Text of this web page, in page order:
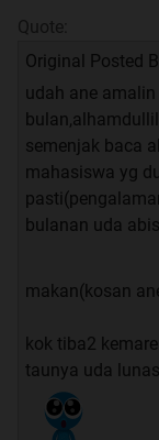
dan tiba2 ane
invest 50juta lagi
alhamdulillah,
emang ampuh
orang susah2
padahal ada
segala sesuatu,
ane akan
waqi'ah ini gan,
bahwa semua
maap kalo
Quote:
Original Posted
udah ane
semenjak baca
mahasiswa yg
bulanan uda
makan(kosan
kok tiba2
taunya uda